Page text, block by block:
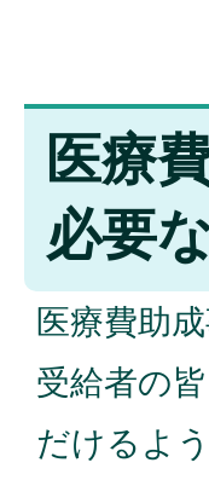
医療
必要
医療費助
受給者の
だけるよ